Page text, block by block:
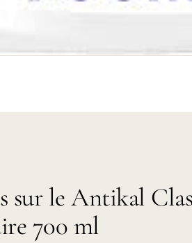
sur le Antikal
700 ml